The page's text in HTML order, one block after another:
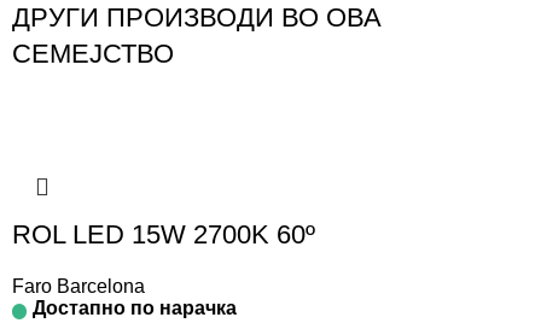
ДРУГИ ПРОИЗВОДИ ВО ОВА
СЕМЕЈСТВО
ROL LED 15W 2700K 60º
Faro Barcelona
Достапно по нарачка